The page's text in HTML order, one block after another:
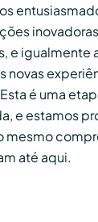
e igualmente
novas
é uma
e estamos
mesmo
até aqui.